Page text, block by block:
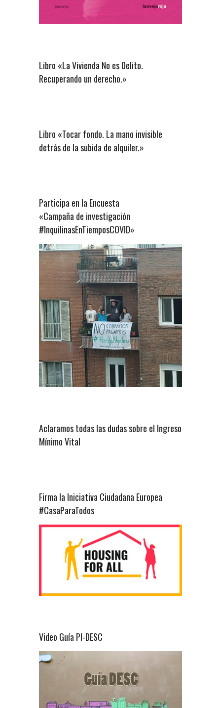
Libro «La Vivienda No es Delito.
Recuperando un derecho.»
Libro «Tocar fondo. La mano invisible
detrás de la subida de alquiler.»
Participa en la Encuesta
«Campaña de investigación
#InquilinasEnTiemposCOVID»
Aclaramos todas las dudas sobre el Ingreso
Mínimo Vital
Firma la Iniciativa Ciudadana Europea
#CasaParaTodos
Video Guía PI-DESC